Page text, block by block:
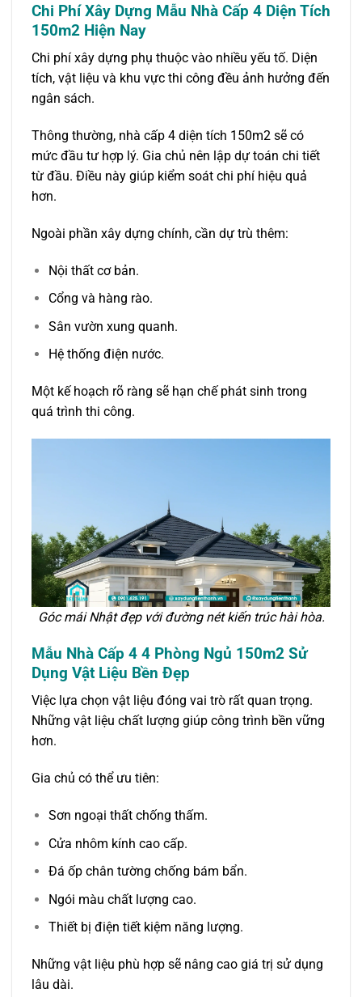
Chi Phí Xây Dựng Mẫu Nhà Cấp 4 Diện Tích
150m2 Hiện Nay
Chi phí xây dựng phụ thuộc vào nhiều yếu tố. Diện
tích, vật liệu và khu vực thi công đều ảnh hưởng đến
ngân sách.
Thông thường, nhà cấp 4 diện tích 150m2 sẽ có
mức đầu tư hợp lý. Gia chủ nên lập dự toán chi tiết
từ đầu. Điều này giúp kiểm soát chi phí hiệu quả
hơn.
Ngoài phần xây dựng chính, cần dự trù thêm:
Nội thất cơ bản.
Cổng và hàng rào.
Sân vườn xung quanh.
Hệ thống điện nước.
Một kế hoạch rõ ràng sẽ hạn chế phát sinh trong
quá trình thi công.
Góc mái Nhật đẹp với đường nét kiến trúc hài hòa.
Mẫu Nhà Cấp 4 4 Phòng Ngủ 150m2 Sử
Dụng Vật Liệu Bền Đẹp
Việc lựa chọn vật liệu đóng vai trò rất quan trọng.
Những vật liệu chất lượng giúp công trình bền vững
hơn.
Gia chủ có thể ưu tiên:
Sơn ngoại thất chống thấm.
Cửa nhôm kính cao cấp.
Đá ốp chân tường chống bám bẩn.
Ngói màu chất lượng cao.
Thiết bị điện tiết kiệm năng lượng.
Những vật liệu phù hợp sẽ nâng cao giá trị sử dụng
lâu dài.